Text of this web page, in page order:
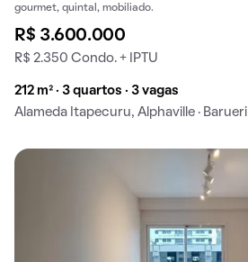
gourmet, quintal, mobiliado.
R$ 3.600.000
R$ 2.350 Condo. + IPTU
212 m² · 3 quartos · 3 vagas
Alameda Itapecuru, Alphaville · Barueri